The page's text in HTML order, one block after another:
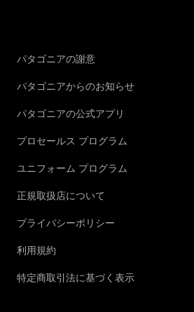
パタゴニアの謝意
パタゴニアからのお知らせ
パタゴニアの公式アプリ
プロセールス プログラム
ユニフォーム プログラム
正規取扱店について
プライバシーポリシー
利用規約
特定商取引法に基づく表示